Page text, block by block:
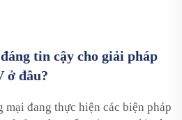
tin cậy cho giải pháp
ở đâu?
mại đang thực hiện các biện pháp